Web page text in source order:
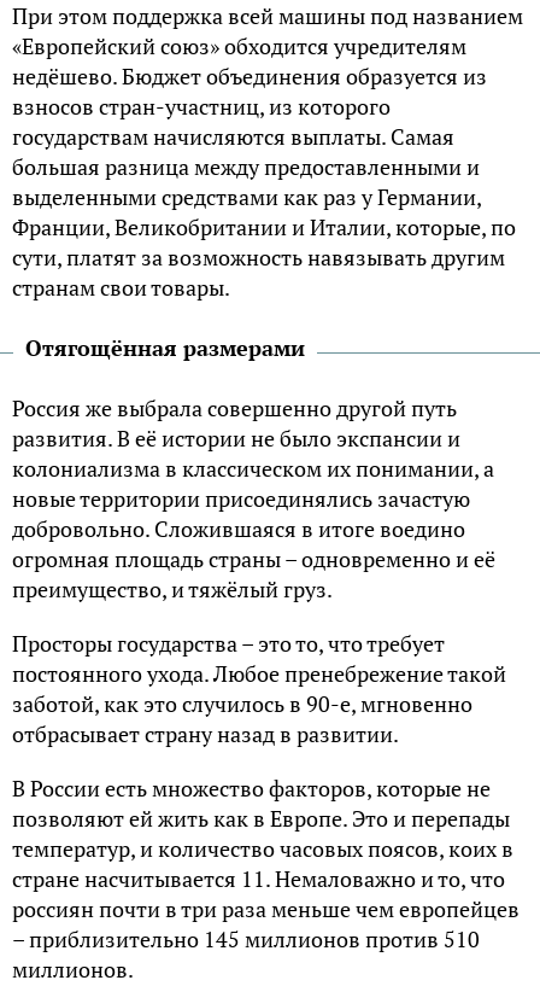
При этом поддержка всей машины под названием
«Европейский союз» обходится учредителям
недёшево. Бюджет объединения образуется из
взносов стран-участниц, из которого
государствам начисляются выплаты. Самая
большая разница между предоставленными и
выделенными средствами как раз у Германии,
Франции, Великобритании и Италии, которые, по
сути, платят за возможность навязывать другим
странам свои товары.
Отягощённая размерами
Россия же выбрала совершенно другой путь
развития. В её истории не было экспансии и
колониализма в классическом их понимании, а
новые территории присоединялись зачастую
добровольно. Сложившаяся в итоге воедино
огромная площадь страны – одновременно и её
преимущество, и тяжёлый груз.
Просторы государства – это то, что требует
постоянного ухода. Любое пренебрежение такой
заботой, как это случилось в 90-е, мгновенно
отбрасывает страну назад в развитии.
В России есть множество факторов, которые не
позволяют ей жить как в Европе. Это и перепады
температур, и количество часовых поясов, коих в
стране насчитывается 11. Немаловажно и то, что
россиян почти в три раза меньше чем европейцев
– приблизительно 145 миллионов против 510
миллионов.